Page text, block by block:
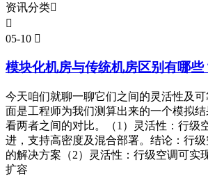
资讯分类

05-10 
模块化机房与传统机房区别有哪些
今天咱们就聊一聊它们之间的灵活性及
面是工程师为我们测算出来的一个模拟结
看两者之间的对比。（1）灵活性：行级
进，支持高密度及混合部署。结论：行
的解决方案（2）灵活性：行级空调可实
扩容